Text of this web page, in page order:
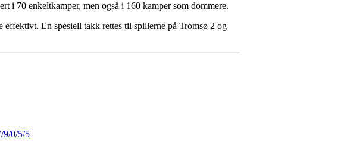
i 70 enkeltkamper, men også i 160 kamper som dommere.
En spesiell takk rettes til spillerne på Tromsø 2 og
9/0/5/5